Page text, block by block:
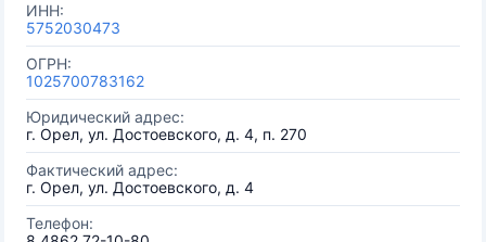
ИНН:
5752030473
ОГРН:
1025700783162
Юридический адрес:
г. Орел, ул. Достоевского, д. 4, п. 270
Фактический адрес:
г. Орел, ул. Достоевского, д. 4
Телефон: